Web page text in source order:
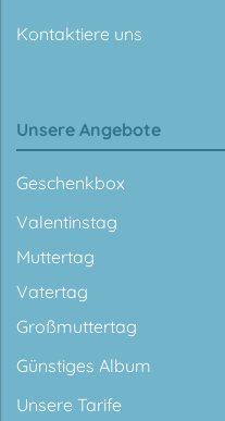
Kontaktiere uns
Unsere Angebote
Geschenkbox
Valentinstag
Muttertag
Vatertag
Großmuttertag
Günstiges Album
Unsere Tarife